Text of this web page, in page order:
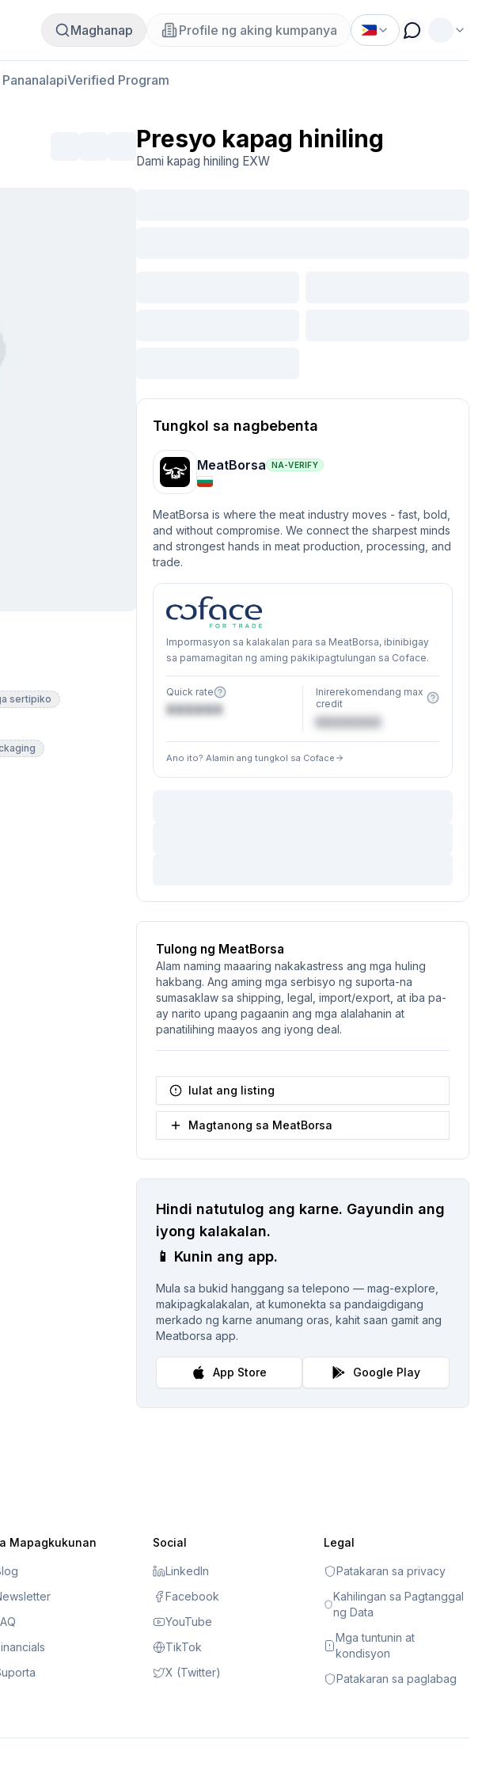
Maghanap Profile ng aking kumpanya
Verified Program
sertipiko
Presyo kapag hiniling
Dami kapag hiniling EXW
Tungkol sa nagbebenta
MeatBorsa NA-VERIFY
MeatBorsa is where the meat industry moves - fast, bold,
and without compromise. We connect the sharpest minds
and strongest hands in meat production, processing, and
trade.
Impormasyon sa kalakalan para sa MeatBorsa, ibinibigay
sa pamamagitan ng aming pakikipagtulungan sa Coface.
Quick rate
XXXXXX
Inirerekomendang max
credit
Ano ito? Alamin ang tungkol sa Coface
Tulong ng MeatBorsa
Alam naming maaaring nakakastress ang mga huling
hakbang. Ang aming mga serbisyo ng suporta-na
sumasaklaw sa shipping, legal, import/export, at iba pa-
ay narito upang pagaanin ang mga alalahanin at
panatilihing maayos ang iyong deal.
Iulat ang listing
Magtanong sa MeatBorsa
Hindi natutulog ang karne. Gayundin ang
iyong kalakalan.
📱 Kunin ang app.
Mula sa bukid hanggang sa telepono — mag-explore,
makipagkalakalan, at kumonekta sa pandaigdigang
merkado ng karne anumang oras, kahit saan gamit ang
Meatborsa app.
App Store Google Play
Mapagkukunan Social
LinkedIn
Facebook
YouTube
TikTok
X (Twitter)
Legal
Patakaran sa privacy
Kahilingan sa Pagtanggal
ng Data
Mga tuntunin at
kondisyon
Patakaran sa paglabag